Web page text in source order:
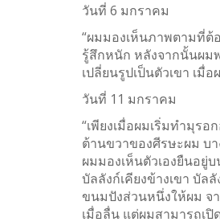
วันที่ 6 มกราคม
“ผมมองเห็นภาพตามที่ต้
รู้สึกหนัก หลังจากนั้นผม
เปลี่ยนรูปเป็นตัวเขา เมื่
วันที่ 11 มกราคม
“เพียงเมื่อผมเริ่มทำมุร
ต้านขวาของศีรษะผม บ
ผมมองเห็นตัวเองยืนอยู่
บัลลังก์เคียงข้างเขา บั
ขนมปังส่วนหนึ่งให้ผม จ
เมื่อลื่น แต่ผมสามารถเ